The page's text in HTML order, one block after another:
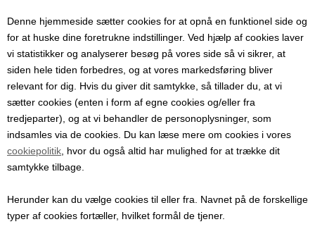
Denne hjemmeside sætter cookies for at opnå en funktionel side og
for at huske dine foretrukne indstillinger. Ved hjælp af cookies laver
vi statistikker og analyserer besøg på vores side så vi sikrer, at
siden hele tiden forbedres, og at vores markedsføring bliver
relevant for dig. Hvis du giver dit samtykke, så tillader du, at vi
sætter cookies (enten i form af egne cookies og/eller fra
tredjeparter), og at vi behandler de personoplysninger, som
indsamles via de cookies. Du kan læse mere om cookies i vores
cookiepolitik , hvor du også altid har mulighed for at trække dit
samtykke tilbage.
Herunder kan du vælge cookies til eller fra. Navnet på de forskellige
typer af cookies fortæller, hvilket formål de tjener.
Tulipanformede muffinforme,
orange, 25 stk
Varenummer:
Chic fransk design og anderledes muffinforme.
Imponer dine gæster med noget de ikke har set før.